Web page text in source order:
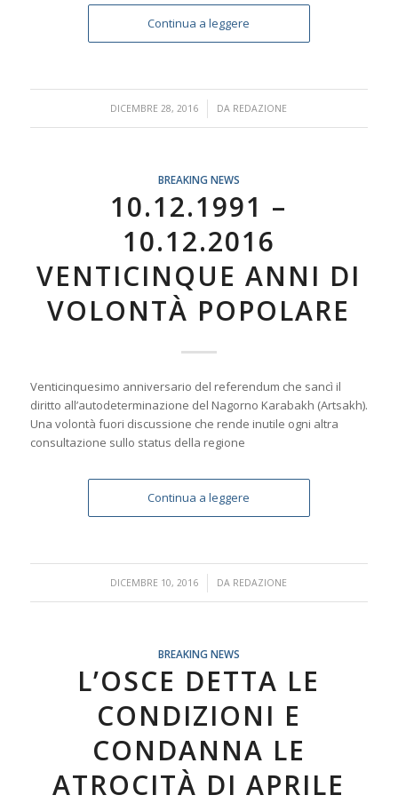
Continua a leggere
DICEMBRE 28, 2016
/ DA REDAZIONE
BREAKING NEWS
10.12.1991 –
10.12.2016
VENTICINQUE ANNI DI
VOLONTÀ POPOLARE
Venticinquesimo anniversario del referendum che sancì il
diritto all’autodeterminazione del Nagorno Karabakh (Artsakh).
Una volontà fuori discussione che rende inutile ogni altra
consultazione sullo status della regione
Continua a leggere
DICEMBRE 10, 2016
/ DA REDAZIONE
BREAKING NEWS
L’OSCE DETTA LE
CONDIZIONI E
CONDANNA LE
ATROCITÀ DI APRILE